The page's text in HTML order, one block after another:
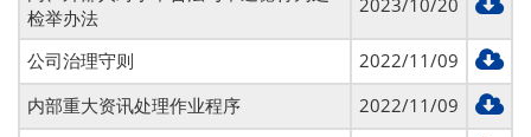
检举办法
2023/10/20
公司治理守则
2022/11/09
内部重大资讯处理作业程序
2022/11/09